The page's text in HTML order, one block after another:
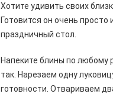
Хотите удивить своих
Готовится он очень
праздничный стол.
Напеките блины по любому
так. Нарезаем одну
готовности. Отвариваем